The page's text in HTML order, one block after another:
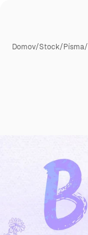
Domov/Stock/Písma/